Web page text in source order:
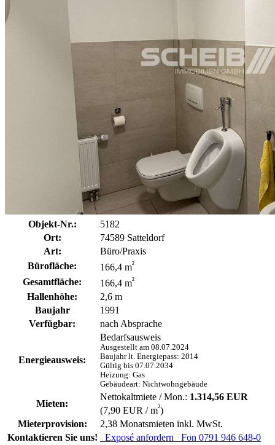
Objekt-Nr.:
5182
Ort:
74589 Satteldorf
Art:
Büro/Praxis
Bürofläche:
166,4 m²
Gesamtfläche: 166,4 m²
Hallenhöhe:
2,6 m
Baujahr
1991
Verfügbar:
nach Absprache
Energieausweis:
Bedarfsausweis
Ausgestellt am 08.07.2024
Baujahr lt. Energiepass: 2014
Gültig bis 07.07.2034
Heizung: Gas
Gebäudeart: Nichtwohngebäude
Mieten:
Nettokaltmiete / Mon.: 1.314,56 EUR
(7,90 EUR / m²)
Mieterprovision:
2,38 Monatsmieten inkl. MwSt.
Kontaktieren Sie uns!
Exposé anfordern Fon 0791 946 648-0